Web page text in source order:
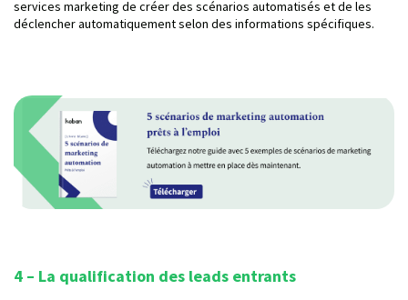
services marketing de créer des scénarios automatisés et de les
déclencher automatiquement selon des informations spécifiques.
4 – La qualification des leads entrants